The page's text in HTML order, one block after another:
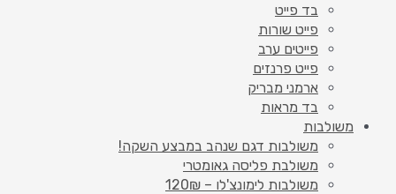
בד פייט
פייט שורות
פייטים ערב
פייט פרנזים
ארמני מבריק
בד מראות
משולבות
משולבות דגם שנהב במבצע השקה!
משולבת פליסה גאומטרי
משולבות לימונצ'לו – 120₪